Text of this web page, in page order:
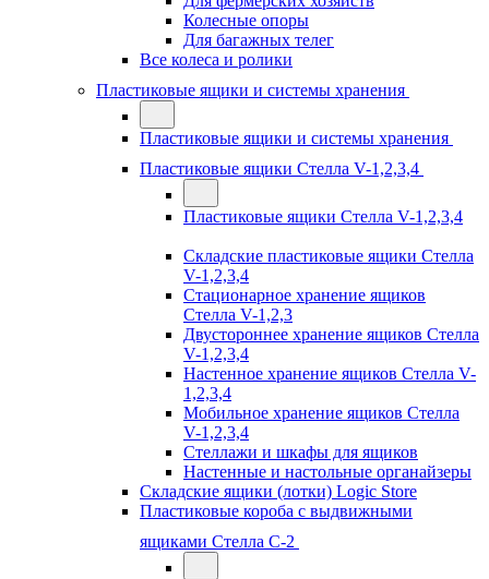
Колесные опоры
Для багажных телег
Все колеса и ролики
Пластиковые ящики и системы хранения
Пластиковые ящики и системы хранения
Пластиковые ящики Стелла V-1,2,3,4
Пластиковые ящики Стелла V-1,2,3,4
Складские пластиковые ящики Стелла
V-1,2,3,4
Стационарное хранение ящиков
Стелла V-1,2,3
Двустороннее хранение ящиков Стелла
V-1,2,3,4
Настенное хранение ящиков Стелла V-
1,2,3,4
Мобильное хранение ящиков Стелла
V-1,2,3,4
Стеллажи и шкафы для ящиков
Настенные и настольные органайзеры
Складские ящики (лотки) Logiс Store
Пластиковые короба с выдвижными
ящиками Стелла С-2